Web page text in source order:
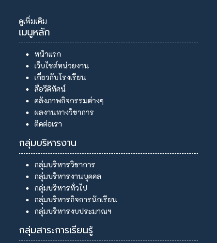
ดูเพิ่มเติม
เมนูหลัก
หน้าแรก
เว็บไซต์หน่วยงาน
เกี่ยวกับโรงเรียน
สื่อวีดิทัศน์
คลังภาพกิจกรรมต่างๆ
ผลงานทางวิชาการ
ติดต่อเรา
กลุ่มบริหารงาน
กลุ่มบริหารวิชาการ
กลุ่มบริหารงานบุคคล
กลุ่มบริหารทั่วไป
กลุ่มบริหารกิจการนักเรียน
กลุ่มบริหารงบประมาณฯ
กลุ่มสาระการเรียนรู้